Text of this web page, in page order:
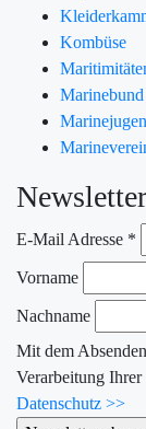
Kombüse
Marinebund
Newsletter
E-Mail Adresse *
Vorname
Nachname
Mit dem
Verarbeitung Ihrer
Datenschutz >>